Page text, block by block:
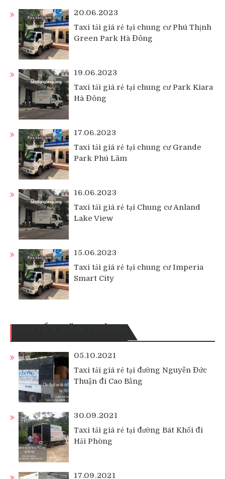
20.06.2023
Taxi tải giá rẻ tại chung cư Phú Thịnh
Green Park Hà Đông
19.06.2023
Taxi tải giá rẻ tại chung cư Park Kiara
Hà Đông
17.06.2023
Taxi tải giá rẻ tại chung cư Grande
Park Phú Lãm
16.06.2023
Taxi tải giá rẻ tại Chung cư Anland
Lake View
15.06.2023
Taxi tải giá rẻ tại chung cư Imperia
Smart City
05.10.2021
Taxi tải giá rẻ tại đường Nguyễn Đức
Thuận đi Cao Bằng
30.09.2021
Taxi tải giá rẻ tại đường Bát Khối đi
Hải Phòng
17.09.2021